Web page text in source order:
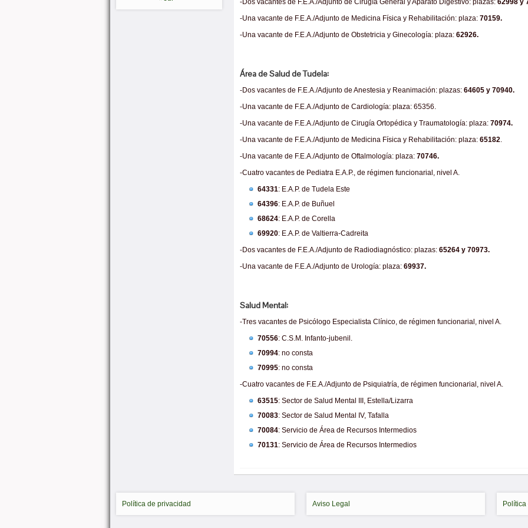
-Dos vacantes de F.E.A./Adjunto de Cirugía General y Aparato Digestivo: plazas: 62998 y
-Una vacante de F.E.A./Adjunto de Medicina Física y Rehabilitación: plaza: 70159.
-Una vacante de F.E.A./Adjunto de Obstetricia y Ginecología: plaza: 62926.
Área de Salud de Tudela:
-Dos vacantes de F.E.A./Adjunto de Anestesia y Reanimación: plazas: 64605 y 70940.
-Una vacante de F.E.A./Adjunto de Cardiología: plaza: 65356.
-Una vacante de F.E.A./Adjunto de Cirugía Ortopédica y Traumatología: plaza: 70974.
-Una vacante de F.E.A./Adjunto de Medicina Física y Rehabilitación: plaza: 65182.
-Una vacante de F.E.A./Adjunto de Oftalmología: plaza: 70746.
-Cuatro vacantes de Pediatra E.A.P., de régimen funcionarial, nivel A.
64331: E.A.P. de Tudela Este
64396: E.A.P. de Buñuel
68624: E.A.P. de Corella
69920: E.A.P. de Valtierra-Cadreita
-Dos vacantes de F.E.A./Adjunto de Radiodiagnóstico: plazas: 65264 y 70973.
-Una vacante de F.E.A./Adjunto de Urología: plaza: 69937.
Salud Mental:
-Tres vacantes de Psicólogo Especialista Clínico, de régimen funcionarial, nivel A.
70556: C.S.M. Infanto-jubenil.
70994: no consta
70995: no consta
-Cuatro vacantes de F.E.A./Adjunto de Psiquiatría, de régimen funcionarial, nivel A.
63515: Sector de Salud Mental III, Estella/Lizarra
70083: Sector de Salud Mental IV, Tafalla
70084: Servicio de Área de Recursos Intermedios
70131: Servicio de Área de Recursos Intermedios
Política de privacidad Aviso Legal